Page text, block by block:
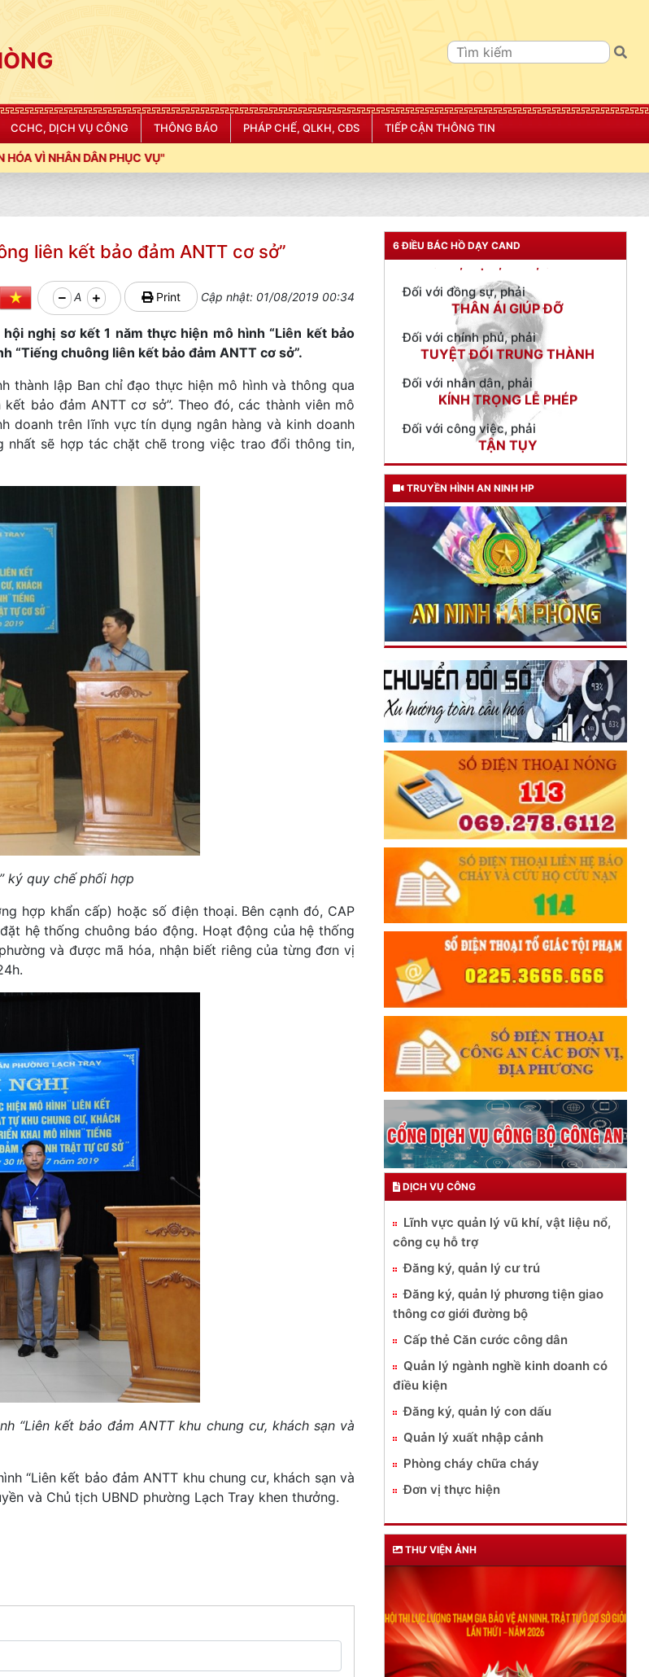
CCHC, DỊCH VỤ CÔNG THÔNG BÁO PHÁP CHẾ, QLKH, CĐS TIẾP CẬN THÔNG TIN
liên kết bảo đảm ANTT cơ sở”
A Print Cập nhật: 01/08/2019 00:34
nghị sơ kết 1 năm thực hiện mô hình “Liên kết bảo
“Tiếng chuông liên kết bảo đảm ANTT cơ sở”.
thành lập Ban chỉ đạo thực hiện mô hình và thông qua
bảo đảm ANTT cơ sở”. Theo đó, các thành viên mô
doanh trên lĩnh vực tín dụng ngân hàng và kinh doanh
sẽ hợp tác chặt chẽ trong việc trao đổi thông tin,
ký quy chế phối hợp
hợp khẩn cấp) hoặc số điện thoại. Bên cạnh đó, CAP
hệ thống chuông báo động. Hoạt động của hệ thống
và được mã hóa, nhận biết riêng của từng đơn vị
“Liên kết bảo đảm ANTT khu chung cư, khách sạn và
“Liên kết bảo đảm ANTT khu chung cư, khách sạn và
và Chủ tịch UBND phường Lạch Tray khen thưởng.
6 ĐIỀU BÁC HỒ DẠY CAND
TƯ CÁCH
Đối với đồng sự, phải
THÂN ÁI GIÚP ĐỠ
Đối với chính phủ, phải
TUYỆT ĐỐI TRUNG THÀNH
Đối với nhân dân, phải
KÍNH TRỌNG LỄ PHÉP
Đối với công việc, phải
TẬN TỤY
Đối với địch, phải
CƯƠNG QUYẾT, KHÔN KHÉO
Trích thư Chủ tịch Hồ Chí Minh
gửi Công an Khu XII,
ngày 11 tháng 3 năm 1948.
TRUYỀN HÌNH AN NINH HP
DỊCH VỤ CÔNG
Lĩnh vực quản lý vũ khí, vật liệu nổ,
công cụ hỗ trợ
Đăng ký, quản lý cư trú
Đăng ký, quản lý phương tiện giao
thông cơ giới đường bộ
Cấp thẻ Căn cước công dân
Quản lý ngành nghề kinh doanh có
điều kiện
Đăng ký, quản lý con dấu
Quản lý xuất nhập cảnh
Phòng cháy chữa cháy
Đơn vị thực hiện
THƯ VIỆN ẢNH